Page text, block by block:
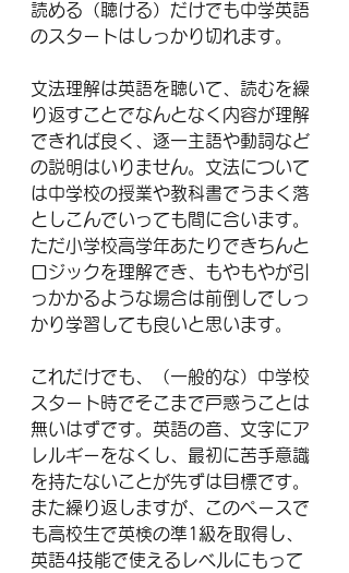
読める（聴ける）だけでも中学英語
のスタートはしっかり切れます。
文法理解は英語を聴いて、読むを繰
り返すことでなんとなく内容が理解
できれば良く、逐一主語や動詞など
の説明はいりません。文法について
は中学校の授業や教科書でうまく落
としこんでいっても間に合います。
ただ小学校高学年あたりできちんと
ロジックを理解でき、もやもやが引
っかかるような場合は前倒しでしっ
かり学習しても良いと思います。
これだけでも、（一般的な）中学校
スタート時でそこまで戸惑うことは
無いはずです。英語の音、文字にア
レルギーをなくし、最初に苦手意識
を持たないことが先ずは目標です。
また繰り返しますが、このペースで
も高校生で英検の準1級を取得し、
英語4技能で使えるレベルにもって